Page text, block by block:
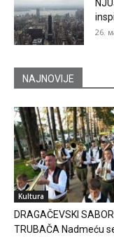
26.
NAJNOVIJE
Kultura
DRAGAČEVSKI SABOR
TRUBAČA Nadmeću